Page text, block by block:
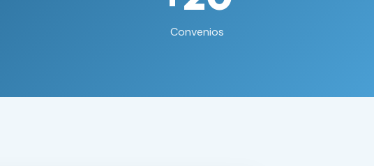
Convenios